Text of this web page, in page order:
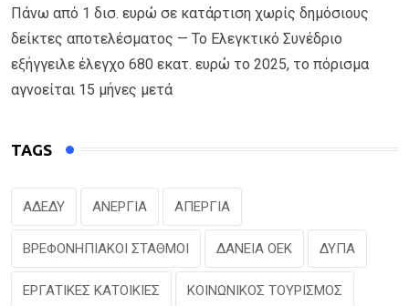
Πάνω από 1 δισ. ευρώ σε κατάρτιση χωρίς δημόσιους
δείκτες αποτελέσματος — Το Ελεγκτικό Συνέδριο
εξήγγειλε έλεγχο 680 εκατ. ευρώ το 2025, το πόρισμα
αγνοείται 15 μήνες μετά
TAGS
ΑΔΕΔΥ ΑΝΕΡΓΙΑ ΑΠΕΡΓΙΑ
ΒΡΕΦΟΝΗΠΙΑΚΟΙ ΣΤΑΘΜΟΙ ΔΑΝΕΙΑ ΟΕΚ ΔΥΠΑ
ΕΡΓΑΤΙΚΕΣ ΚΑΤΟΙΚΙΕΣ ΚΟΙΝΩΝΙΚΟΣ ΤΟΥΡΙΣΜΟΣ